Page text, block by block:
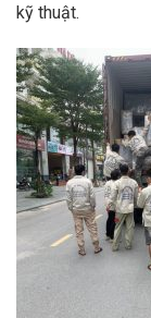
kỹ thuật.